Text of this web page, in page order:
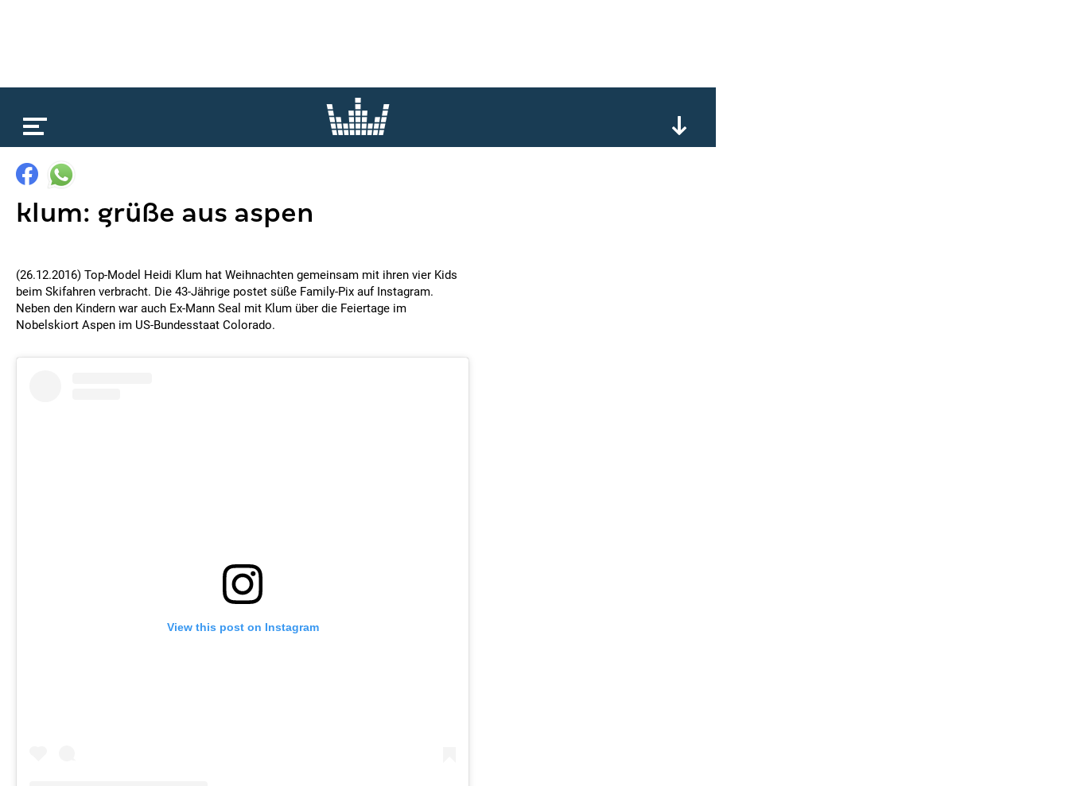
klum: grüße aus aspen
(26.12.2016) Top-Model Heidi Klum hat Weihnachten gemeinsam mit ihren vier Kids
beim Skifahren verbracht. Die 43-Jährige postet süße Family-Pix auf Instagram.
Neben den Kindern war auch Ex-Mann Seal mit Klum über die Feiertage im
Nobelskiort Aspen im US-Bundesstaat Colorado.
View this post on Instagram